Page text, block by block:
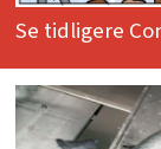
Se tidligere